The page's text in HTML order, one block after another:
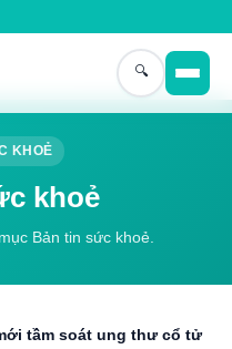
🔍
KHOẺ
khoẻ
Bản tin sức khoẻ.
tầm soát ung thư cổ tử